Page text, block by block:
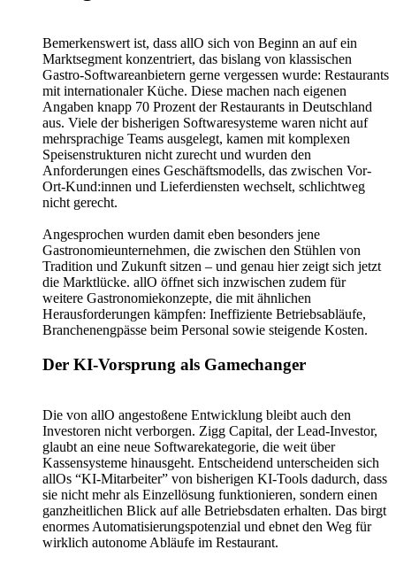
Bemerkenswert ist, dass allO sich von Beginn an auf ein
Marktsegment konzentriert, das bislang von klassischen
Gastro-Softwareanbietern gerne vergessen wurde: Restaurants
mit internationaler Küche. Diese machen nach eigenen
Angaben knapp 70 Prozent der Restaurants in Deutschland
aus. Viele der bisherigen Softwaresysteme waren nicht auf
mehrsprachige Teams ausgelegt, kamen mit komplexen
Speisenstrukturen nicht zurecht und wurden den
Anforderungen eines Geschäftsmodells, das zwischen Vor-
Ort-Kund:innen und Lieferdiensten wechselt, schlichtweg
nicht gerecht.
Angesprochen wurden damit eben besonders jene
Gastronomieunternehmen, die zwischen den Stühlen von
Tradition und Zukunft sitzen – und genau hier zeigt sich jetzt
die Marktlücke. allO öffnet sich inzwischen zudem für
weitere Gastronomiekonzepte, die mit ähnlichen
Herausforderungen kämpfen: Ineffiziente Betriebsabläufe,
Branchenengpässe beim Personal sowie steigende Kosten.
Der KI-Vorsprung als Gamechanger
Die von allO angestoßene Entwicklung bleibt auch den
Investoren nicht verborgen. Zigg Capital, der Lead-Investor,
glaubt an eine neue Softwarekategorie, die weit über
Kassensysteme hinausgeht. Entscheidend unterscheiden sich
allOs “KI-Mitarbeiter” von bisherigen KI-Tools dadurch, dass
sie nicht mehr als Einzellösung funktionieren, sondern einen
ganzheitlichen Blick auf alle Betriebsdaten erhalten. Das birgt
enormes Automatisierungspotenzial und ebnet den Weg für
wirklich autonome Abläufe im Restaurant.